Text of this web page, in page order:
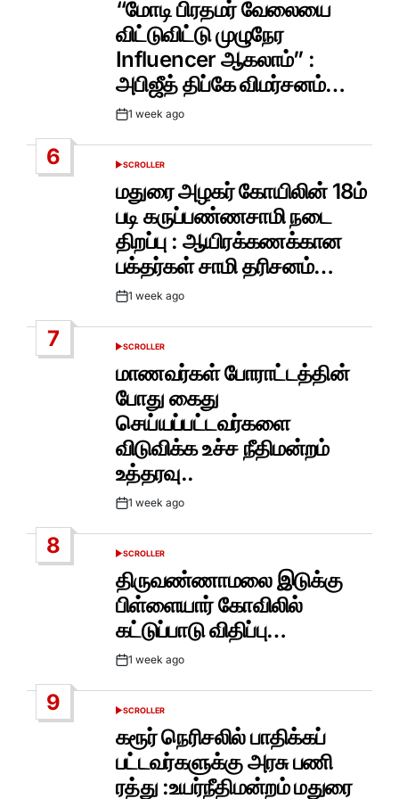
“மோடி பிரதமர் வேலையை
விட்டுவிட்டு முழுநேர
Influencer ஆகலாம்” :
அபிஜீத் திப்கே விமர்சனம்…
Post1 week ago
6
POSTED
SCROLLER
மதுரை அழகர் கோயிலின் 18ம்
படி கருப்பண்ணசாமி நடை
திறப்பு : ஆயிரக்கணக்கான
பக்தர்கள் சாமி தரிசனம்…
Post1 week ago
7
POSTED
SCROLLER
மாணவர்கள் போராட்டத்தின்
போது கைது
செய்யப்பட்டவர்களை
விடுவிக்க உச்ச நீதிமன்றம்
உத்தரவு..
Post1 week ago
8
POSTED
SCROLLER
திருவண்ணாமலை இடுக்கு
பிள்ளையார் கோவிலில்
கட்டுப்பாடு விதிப்பு…
Post1 week ago
9
POSTED
SCROLLER
கரூர் நெரிசலில் பாதிக்கப்
பட்டவர்களுக்கு அரசு பணி
ரத்து :உயர்நீதிமன்றம் மதுரை